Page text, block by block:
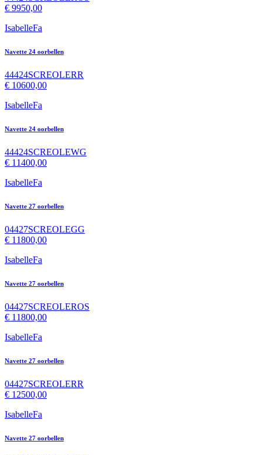
€ 9950,00
IsabelleFa
Navette 24 oorbellen
44424SCREOLERR
€ 10600,00
IsabelleFa
Navette 24 oorbellen
44424SCREOLEWG
€ 11400,00
IsabelleFa
Navette 27 oorbellen
04427SCREOLEGG
€ 11800,00
IsabelleFa
Navette 27 oorbellen
04427SCREOLEROS
€ 11800,00
IsabelleFa
Navette 27 oorbellen
04427SCREOLERR
€ 12500,00
IsabelleFa
Navette 27 oorbellen